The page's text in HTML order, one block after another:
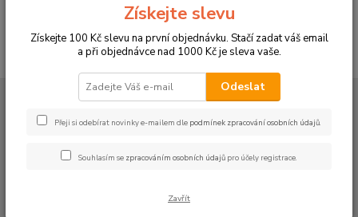
UBRUSY
Teflonové ubrusy jednobarevné s vodoodpudivou úpravou
Teflonový ubrus 120x220cm -
červený 26
Získejte slevu
Získejte 100 Kč slevu na první objednávku. Stačí zadat váš email
a při objednávce nad 1000 Kč je sleva vaše.
Odeslat
Přeji si odebírat novinky e-mailem dle podmínek zpracování osobních údajů.
Souhlasím se zpracováním osobních údajů pro účely registrace.
Zavřít